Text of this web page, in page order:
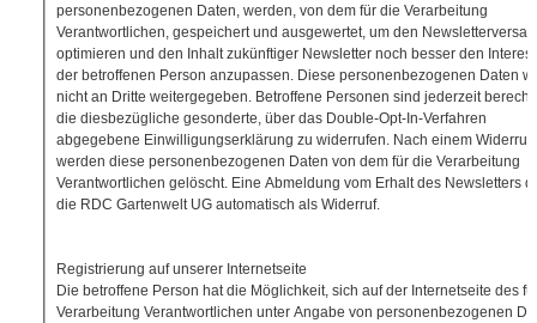
personenbezogenen Daten, werden, von dem für die Verarbeitung
Verantwortlichen, gespeichert und ausgewertet, um den
optimieren und den Inhalt zukünftiger Newsletter noch besser den
der betroffenen Person anzupassen. Diese personenbezogenen Daten
nicht an Dritte weitergegeben. Betroffene Personen sind jederzeit
die diesbezügliche gesonderte, über das Double-Opt-In-Verfahren
abgegebene Einwilligungserklärung zu widerrufen. Nach einem Widerruf
werden diese personenbezogenen Daten von dem für die Verarbeitung
Verantwortlichen gelöscht. Eine Abmeldung vom Erhalt des Newsletters
die RDC Gartenwelt UG automatisch als Widerruf.
Registrierung auf unserer Internetseite
Die betroffene Person hat die Möglichkeit, sich auf der Internetseite des
Verarbeitung Verantwortlichen unter Angabe von personenbezogenen